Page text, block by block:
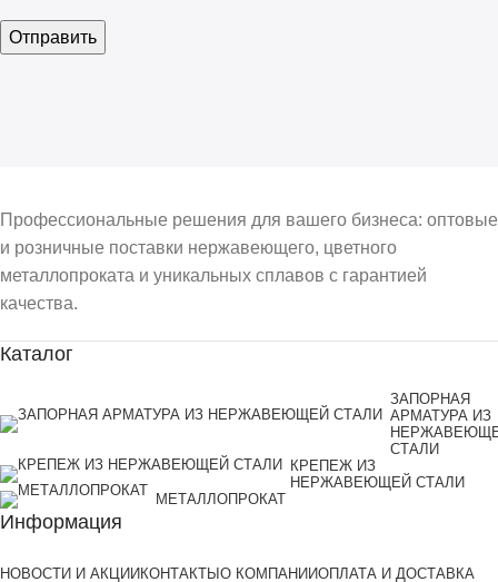
Профессиональные решения для вашего бизнеса: оптовые
и розничные поставки нержавеющего, цветного
металлопроката и уникальных сплавов с гарантией
качества.
Каталог
ЗАПОРНАЯ
АРМАТУРА ИЗ
СТАЛИ
КРЕПЕЖ ИЗ
НЕРЖАВЕЮЩЕЙ СТАЛИ
МЕТАЛЛОПРОКАТ
Информация
НОВОСТИ И АКЦИИ КОНТАКТЫ О КОМПАНИИОПЛАТА И ДОСТАВКА